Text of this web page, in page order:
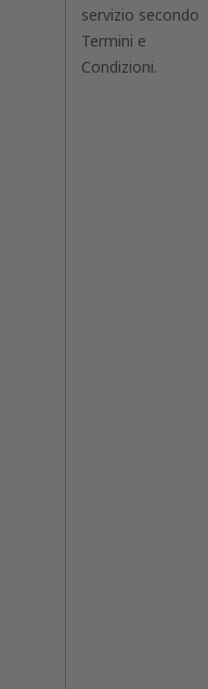
servizio secondo
Termini e
Condizioni.